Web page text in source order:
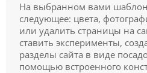
На выбранном вами
следующее: цвета,
или удалить страницы на
ставить эксперименты,
разделы сайта в виде
помощью встроенного